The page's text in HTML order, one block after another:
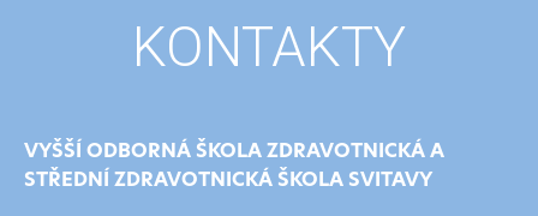
KONTAKTY
VYŠŠÍ ODBORNÁ ŠKOLA ZDRAVOTNICKÁ A
STŘEDNÍ ZDRAVOTNICKÁ ŠKOLA SVITAVY